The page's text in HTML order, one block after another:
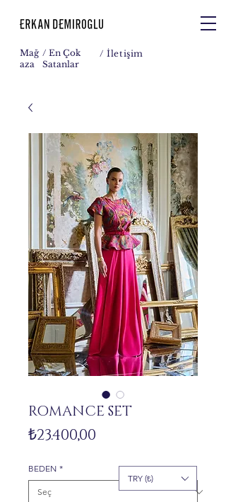
Mağ
aza
/ En Çok
Satanlar
/ İletişim
ROMANCE SET
₺23.400,00
BEDEN *
TRY (₺)